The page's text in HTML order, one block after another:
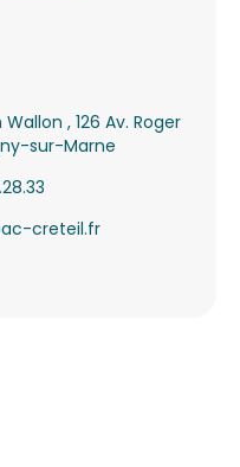
, 126 Av. Roger
sur-Marne
creteil.fr